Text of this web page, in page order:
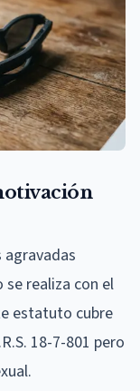
agravadas
se realiza con el
estatuto cubre
18-7-801 pero